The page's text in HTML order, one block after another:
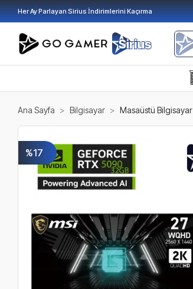
Her Ay Parlayan Sirius İndirimlerini Kaçırma
Ana Sayfa Bilgisayar Masaüstü Bilgisayar
%17